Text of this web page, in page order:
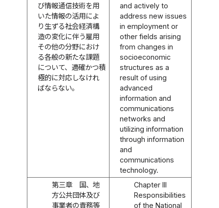
び情報通信技術を用
いた情報の活用によ
り生ずる社会経済構
造の変化に伴う雇用
その他の分野におけ
る各般の新たな課題
について、適確かつ積
極的に対応しなけれ
ばならない。
and actively to
address new issues
in employment or
other fields arising
from changes in
socioeconomic
structures as a
result of using
advanced
information and
communications
networks and
utilizing information
through information
and
communications
technology.
第三章 国、地
方公共団体及び
事業者の責務等
Chapter III
Responsibilities
of the National